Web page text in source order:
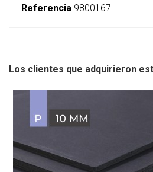
Referencia 9800167
Los clientes que adquirieron